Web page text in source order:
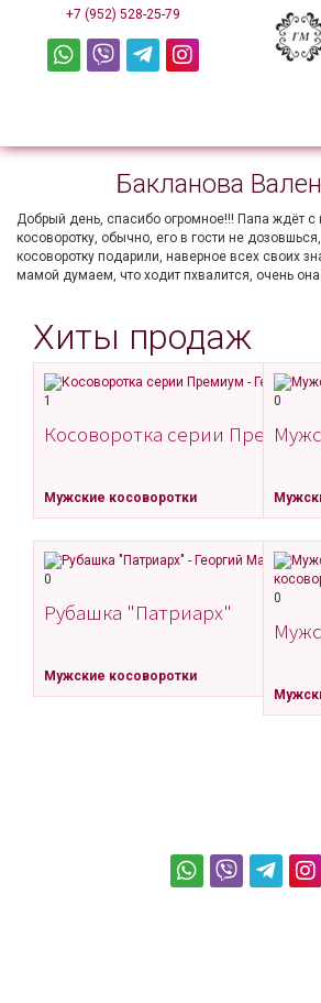
основному
содержанию
+7 (952) 528-25-79
Бакланова
Добрый день, спасибо огромное!!! Папа ждёт с
косоворотку, обычно, его в гости не
косоворотку подарили, наверное всех своих
мамой думаем, что ходит пхвалится, очень
Хиты продаж
1
Косоворотка серии Премиум
Мужские косоворотки
0
0
Рубашка "Патриарх"
Мужские косоворотки
0